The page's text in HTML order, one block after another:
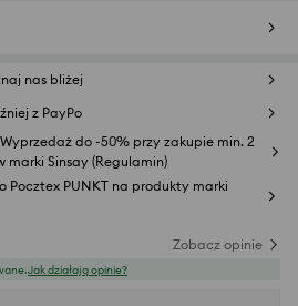
nas bliżej
z PayPo
do -50% przy zakupie min. 2
Sinsay (Regulamin)
Pocztex PUNKT na produkty marki
Zobacz opinie
Jak działają opinie?